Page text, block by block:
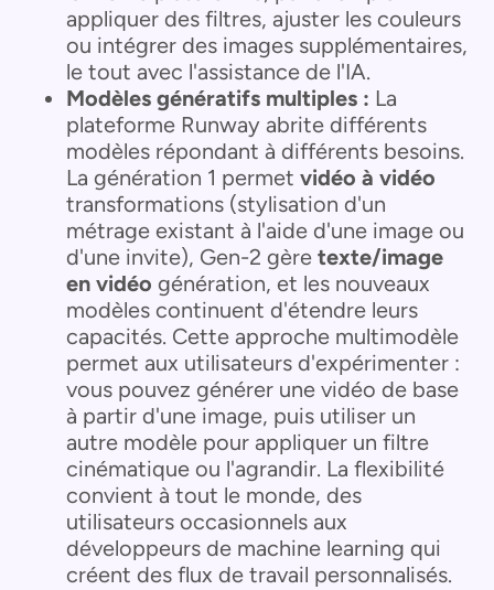
appliquer des filtres, ajuster les couleurs
ou intégrer des images supplémentaires,
le tout avec l'assistance de l'IA.
Modèles génératifs multiples : La
plateforme Runway abrite différents
modèles répondant à différents besoins.
La génération 1 permet vidéo à vidéo
transformations (stylisation d'un
métrage existant à l'aide d'une image ou
d'une invite), Gen-2 gère texte/image
en vidéo génération, et les nouveaux
modèles continuent d'étendre leurs
capacités. Cette approche multimodèle
permet aux utilisateurs d'expérimenter :
vous pouvez générer une vidéo de base
à partir d'une image, puis utiliser un
autre modèle pour appliquer un filtre
cinématique ou l'agrandir. La flexibilité
convient à tout le monde, des
utilisateurs occasionnels aux
développeurs de machine learning qui
créent des flux de travail personnalisés.